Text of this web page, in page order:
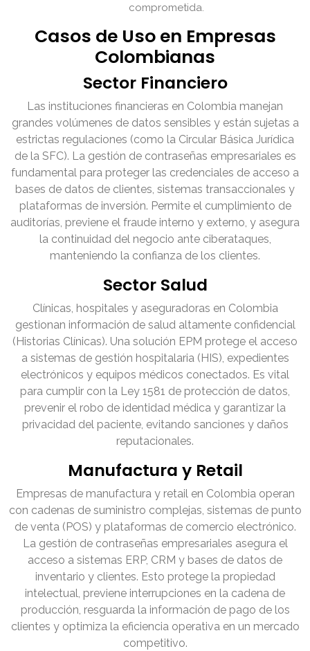
comprometida.
Casos de Uso en Empresas
Colombianas
Sector Financiero
Las instituciones financieras en Colombia manejan
grandes volúmenes de datos sensibles y están sujetas a
estrictas regulaciones (como la Circular Básica Jurídica
de la SFC). La gestión de contraseñas empresariales es
fundamental para proteger las credenciales de acceso a
bases de datos de clientes, sistemas transaccionales y
plataformas de inversión. Permite el cumplimiento de
auditorías, previene el fraude interno y externo, y asegura
la continuidad del negocio ante ciberataques,
manteniendo la confianza de los clientes.
Sector Salud
Clínicas, hospitales y aseguradoras en Colombia
gestionan información de salud altamente confidencial
(Historias Clínicas). Una solución EPM protege el acceso
a sistemas de gestión hospitalaria (HIS), expedientes
electrónicos y equipos médicos conectados. Es vital
para cumplir con la Ley 1581 de protección de datos,
prevenir el robo de identidad médica y garantizar la
privacidad del paciente, evitando sanciones y daños
reputacionales.
Manufactura y Retail
Empresas de manufactura y retail en Colombia operan
con cadenas de suministro complejas, sistemas de punto
de venta (POS) y plataformas de comercio electrónico.
La gestión de contraseñas empresariales asegura el
acceso a sistemas ERP, CRM y bases de datos de
inventario y clientes. Esto protege la propiedad
intelectual, previene interrupciones en la cadena de
producción, resguarda la información de pago de los
clientes y optimiza la eficiencia operativa en un mercado
competitivo.